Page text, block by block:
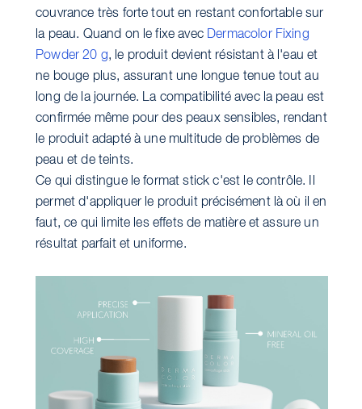
couvrance très forte tout en restant confortable sur
la peau. Quand on le fixe avec Dermacolor Fixing
Powder 20 g, le produit devient résistant à l'eau et
ne bouge plus, assurant une longue tenue tout au
long de la journée. La compatibilité avec la peau est
confirmée même pour des peaux sensibles, rendant
le produit adapté à une multitude de problèmes de
peau et de teints.
Ce qui distingue le format stick c'est le contrôle. Il
permet d'appliquer le produit précisément là où il en
faut, ce qui limite les effets de matière et assure un
résultat parfait et uniforme.